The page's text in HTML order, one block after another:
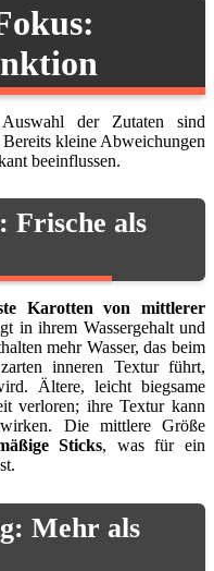
der Zutaten sind
kleine Abweichungen
beeinflussen.
Frische als
Karotten von mittlerer
in ihrem Wassergehalt und
mehr Wasser, das beim
inneren Textur führt,
Ältere, leicht biegsame
verloren; ihre Textur kann
Die mittlere Größe
Sticks, was für ein
Mehr als